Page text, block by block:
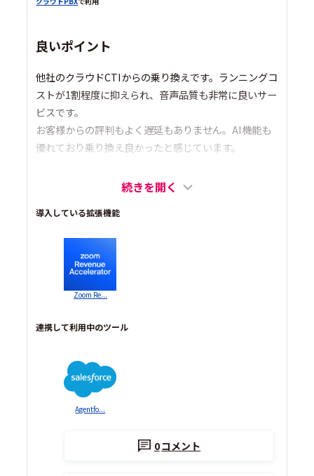
良いポイント
他社のクラウドCTIからの乗り換えです。ランニングコ
ストが1割程度に抑えられ、音声品質も非常に良いサー
ビスです。
お客様からの評判もよく遅延もありません。AI機能も
優れており乗り換え良かったと感じています。
続きを開く
導入している拡張機能
Zoom Re...
連携して利用中のツール
Agentfo...
0コメント